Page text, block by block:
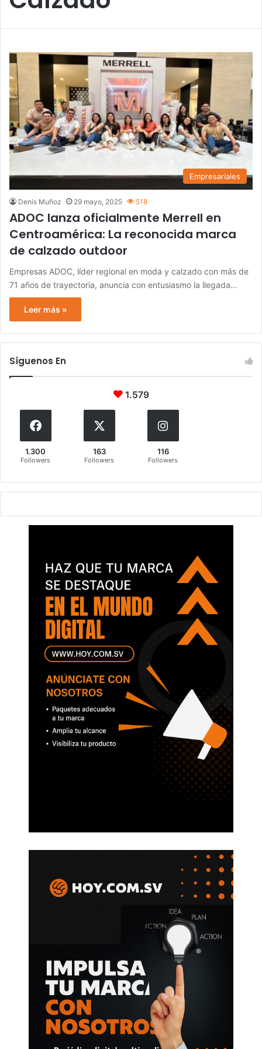
Empresariales
Denis Muñoz 29 mayo, 2025 518
ADOC lanza oficialmente Merrell en
Centroamérica: La reconocida marca
de calzado outdoor
Empresas ADOC, líder regional en moda y calzado con más de
71 años de trayectoria, anuncia con entusiasmo la llegada…
Leer más »
Síguenos En
1.579
1.300
Followers
163
Followers
116
Followers